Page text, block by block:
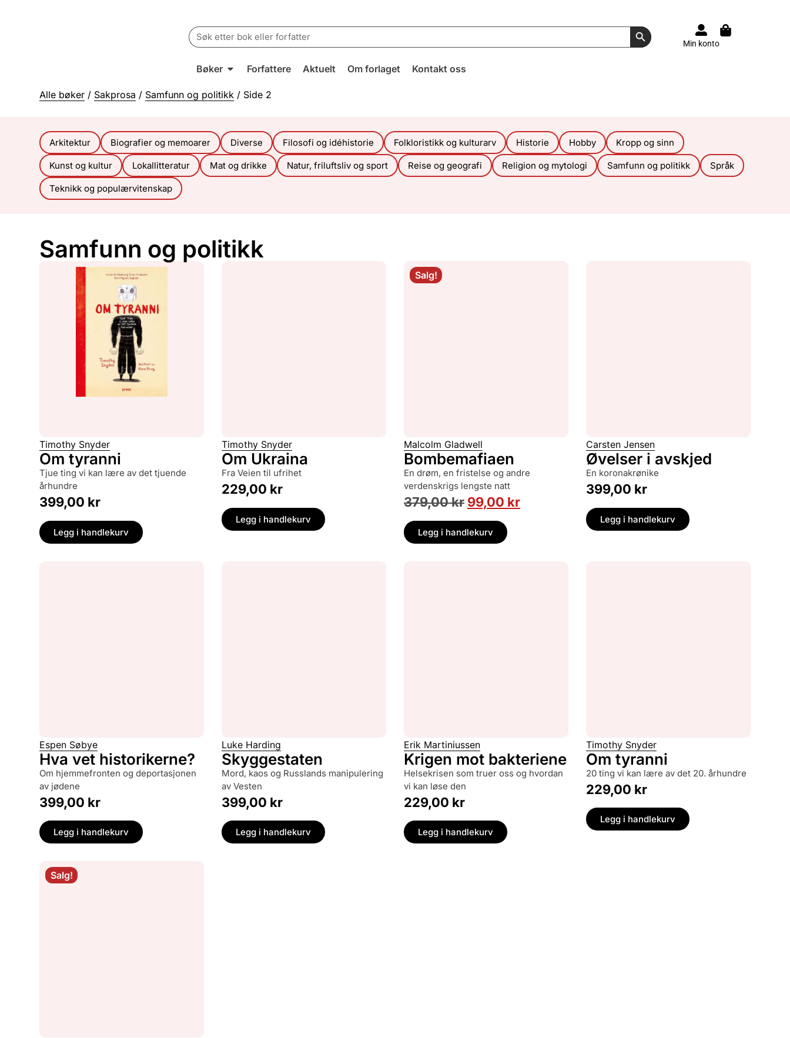
Search
for:
Search Button
Min konto
Bøker Forfattere Aktuelt Om forlaget Kontakt oss
Alle bøker / Sakprosa / Samfunn og politikk / Side 2
Arkitektur Biografier og memoarer Diverse Filosofi og idéhistorie Folkloristikk og kulturarv Historie Hobby Kropp og sinn
Kunst og kultur Lokallitteratur Mat og drikke Natur, friluftsliv og sport Reise og geografi Religion og mytologi Samfunn og politikk Språk
Teknikk og populærvitenskap
Samfunn og politikk
Timothy Snyder
Om tyranni
tjue ting vi kan lære av det tjuende
århundre
399,00 kr
Legg i handlekurv
Timothy Snyder
Om Ukraina
fra Veien til ufrihet
229,00 kr
Legg i handlekurv
Salg!
Malcolm Gladwell
Bombemafiaen
en drøm, en fristelse og andre
verdenskrigs lengste natt
379,00kr 99,00 kr
Legg i handlekurv
Carsten Jensen
Øvelser i avskjed
en koronakrønike
399,00 kr
Legg i handlekurv
Espen Søbye
Hva vet historikerne?
om hjemmefronten og deportasjonen
av jødene
399,00 kr
Legg i handlekurv
Luke Harding
Skyggestaten
mord, kaos og Russlands manipulering
av Vesten
399,00 kr
Legg i handlekurv
Erik Martiniussen
Krigen mot bakteriene
helsekrisen som truer oss og hvordan
vi kan løse den
229,00 kr
Legg i handlekurv
Timothy Snyder
Om tyranni
20 ting vi kan lære av det 20. århundre
229,00 kr
Legg i handlekurv
Salg!